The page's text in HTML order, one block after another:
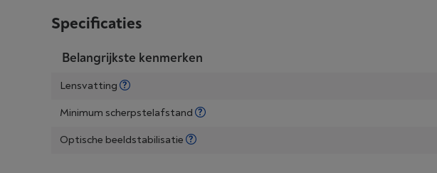
Specificaties
Belangrijkste kenmerken
Lensvatting
Minimum scherpstelafstand
Optische beeldstabilisatie